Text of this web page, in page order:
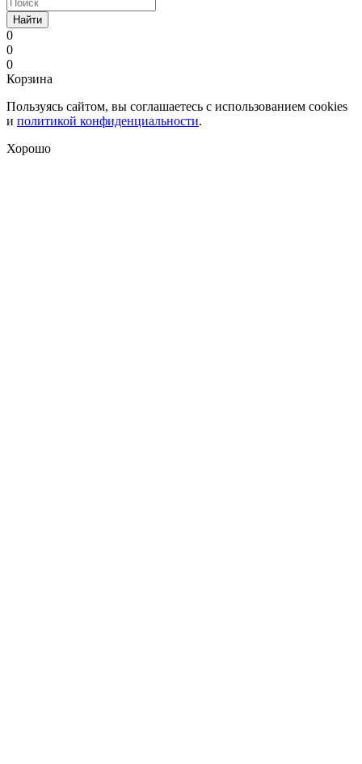
Найти
0
0
0
Корзина
Пользуясь сайтом, вы соглашаетесь с использованием cookies
и политикой конфиденциальности.
Хорошо